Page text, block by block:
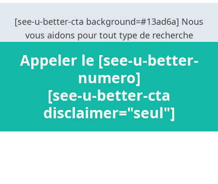
Appeler le [see-u-better-
numero]
[see-u-better-cta
disclaimer="seul"]